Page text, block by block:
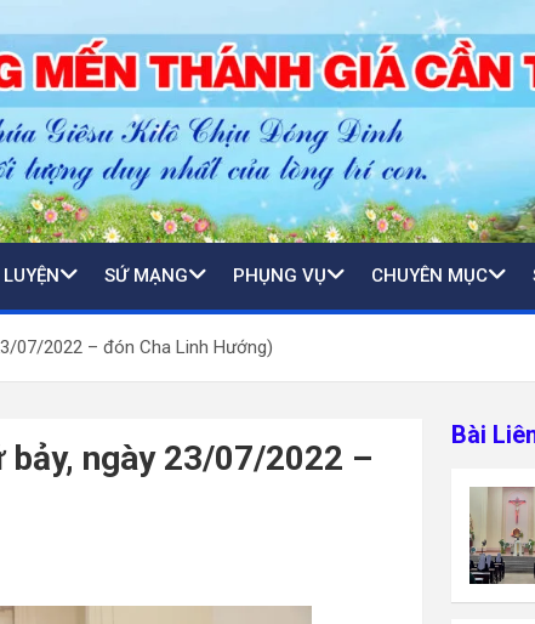
SỨ MẠNG PHỤNG VỤ CHUYÊN MỤC
07/2022 – đón Cha Linh Hướng)
ngày 23/07/2022 –
Bài